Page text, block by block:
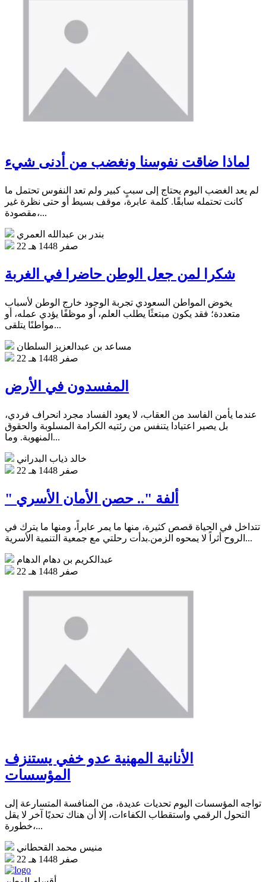
لماذا ضاقت نفوسنا ونغضب من أدنى شيء
لم يعد الغضب اليوم يحتاج إلى سببٍ كبير ولم تعد النفوس تحتمل ما
كانت تحتمله سابقًا. كلمة عابرة، موقف بسيط أو حتى نظرة غير
مقصودة،...
بندر بن عبدالله العمري
22 صفر 1448 هـ
شكرا لمن جعل الوطن حاضرا في الغربة
يخوض المواطن السعودي تجربة الوجود خارج الوطن لأسباب
متعددة؛ فقد يكون مبتعثًا يطلب العلم، أو موظفًا يؤدي عمله، أو
مواطنًا يتلقى...
مساعد بن عبدالعزيز السلطان
22 صفر 1448 هـ
المفسدون في الأرض
عندما يأمن الفاسد من العقاب، لا يعود الفساد مجرد انحراف فردي،
بل يصير اعتيادا يتنفس من رئتيه الكرامة المسلوبة والحقوق
المنهوبة. وما...
خالد ذياب البدراني
22 صفر 1448 هـ
" ألفة ".. حصن الأمان الأسري
تتداخل في الحياة قصص كثيرة، منها ما يمر عابراً، ومنها ما يترك في
الروح أثراً لا يمحوه الزمن.بدأت رحلتي مع جمعية التنمية الأسرية...
عبدالكريم بن دهام الدهام
22 صفر 1448 هـ
الأنانية المهنية عدو خفي يستنزف
المؤسسات
تواجه المؤسسات اليوم تحديات عديدة، من المنافسة المتسارعة إلى
التحول الرقمي واستقطاب الكفاءات، إلا أن هناك تحديًا آخر لا يقل
خطورة،...
منيس محمد القحطاني
22 صفر 1448 هـ